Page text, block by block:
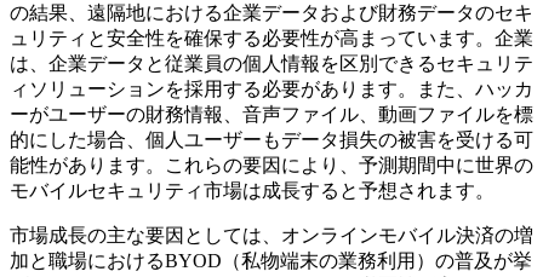
の結果、遠隔地における企業データおよび財務データのセキ
ュリティと安全性を確保する必要性が高まっています。企業
は、企業データと従業員の個人情報を区別できるセキュリテ
ィソリューションを採用する必要があります。また、ハッカ
ーがユーザーの財務情報、音声ファイル、動画ファイルを標
的にした場合、個人ユーザーもデータ損失の被害を受ける可
能性があります。これらの要因により、予測期間中に世界の
モバイルセキュリティ市場は成長すると予想されます。
市場成長の主な要因としては、オンラインモバイル決済の増
加と職場におけるBYOD（私物端末の業務利用）の普及が挙